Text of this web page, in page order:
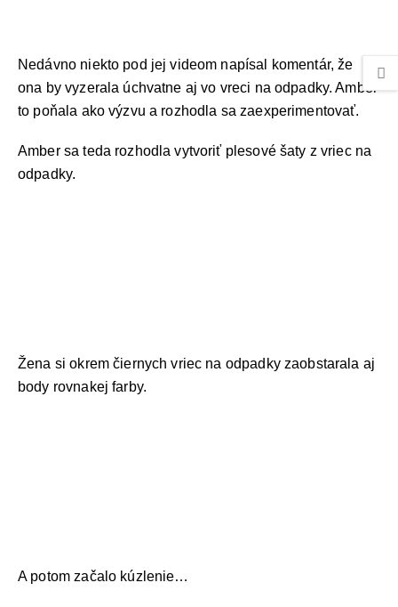
Nedávno niekto pod jej videom napísal komentár, že
ona by vyzerala úchvatne aj vo vreci na odpadky. Amber
to poňala ako výzvu a rozhodla sa zaexperimentovať.
Amber sa teda rozhodla vytvoriť plesové šaty z vriec na
odpadky.
Žena si okrem čiernych vriec na odpadky zaobstarala aj
body rovnakej farby.
A potom začalo kúzlenie…